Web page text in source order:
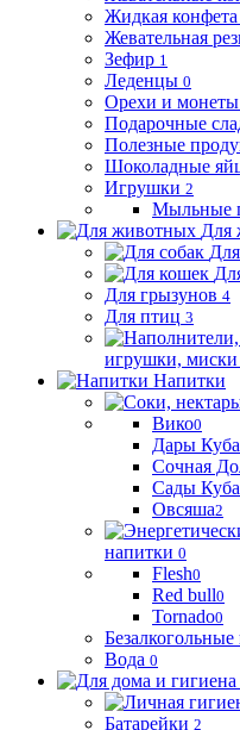
Жидкая конфета
Жевательная
Зефир 1
Леденцы 0
Орехи и
Подарочные
Полезные
Шоколадные
Игрушки 2
Мыльные
Для
Для грызунов 4
Для птиц 3
игрушки, миски
Напитки
Вико0
Дары
Сочная
Сады
Овсяша2
напитки 0
Flesh0
Red bull0
Tornado0
Вода 0
Батарейки 2